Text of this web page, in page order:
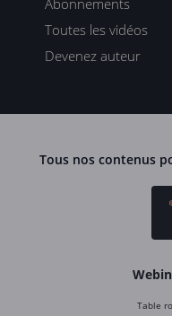
Abonnements
Toutes les vidéos
Devenez auteur
Tous nos contenus
Table